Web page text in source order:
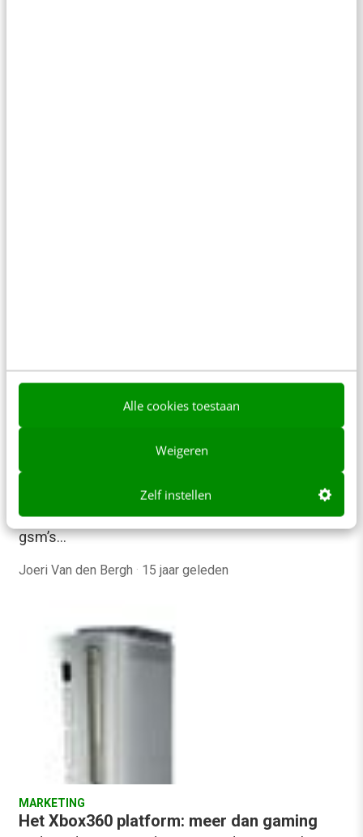
Alle cookies toestaan
Weigeren
Zelf instellen
Bacardi Together-campagne herwaardeert
menselijke connectie
Onlangs ging het in het New York Times-artikel
‘Quality Time, Redefined’ over de druk van
permanente WiFi-toegang en het gebruik van
gsm’s…
Joeri Van den Bergh · 15 jaar geleden
MARKETING
Het Xbox360 platform: meer dan gaming